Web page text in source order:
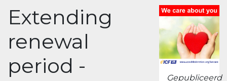
Extending
renewal
period -
Gepubliceerd